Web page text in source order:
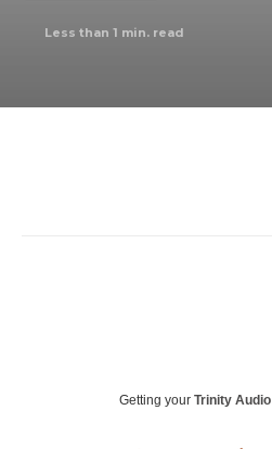
Less than 1 min. read
Getting your Trinity Audio